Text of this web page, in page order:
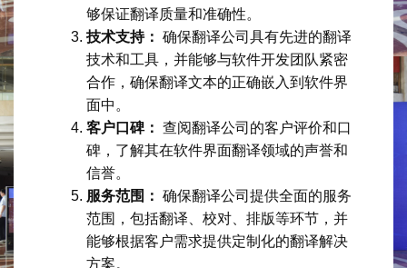
够保证翻译质量和准确性。
技术支持： 确保翻译公司具有先进的翻译
技术和工具，并能够与软件开发团队紧密
合作，确保翻译文本的正确嵌入到软件界
面中。
客户口碑： 查阅翻译公司的客户评价和口
碑，了解其在软件界面翻译领域的声誉和
信誉。
服务范围： 确保翻译公司提供全面的服务
范围，包括翻译、校对、排版等环节，并
能够根据客户需求提供定制化的翻译解决
方案。